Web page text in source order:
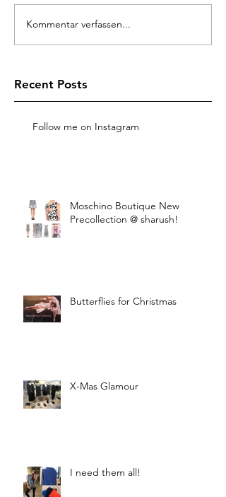
Kommentar verfassen...
Recent Posts
Follow me on Instagram
Moschino Boutique New
Precollection @ sharush!
Butterflies for Christmas
X-Mas Glamour
I need them all!